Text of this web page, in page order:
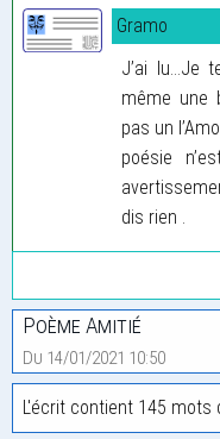
Gramo
J’ai lu...Je
même une
pas un
poésie
dis rien .
Poème Amitié
Du 14/01/2021 10:50
L'écrit contient 145 mots